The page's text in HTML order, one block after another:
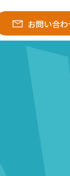
お問い合